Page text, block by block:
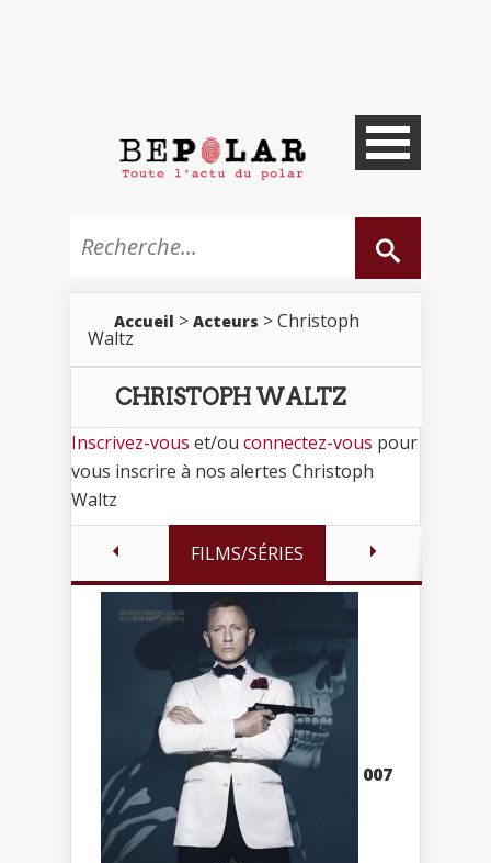
Accueil > Acteurs > Christoph
Waltz
CHRISTOPH WALTZ
Inscrivez-vous et/ou connectez-vous pour
vous inscrire à nos alertes Christoph
Waltz
FILMS/SÉRIES
007